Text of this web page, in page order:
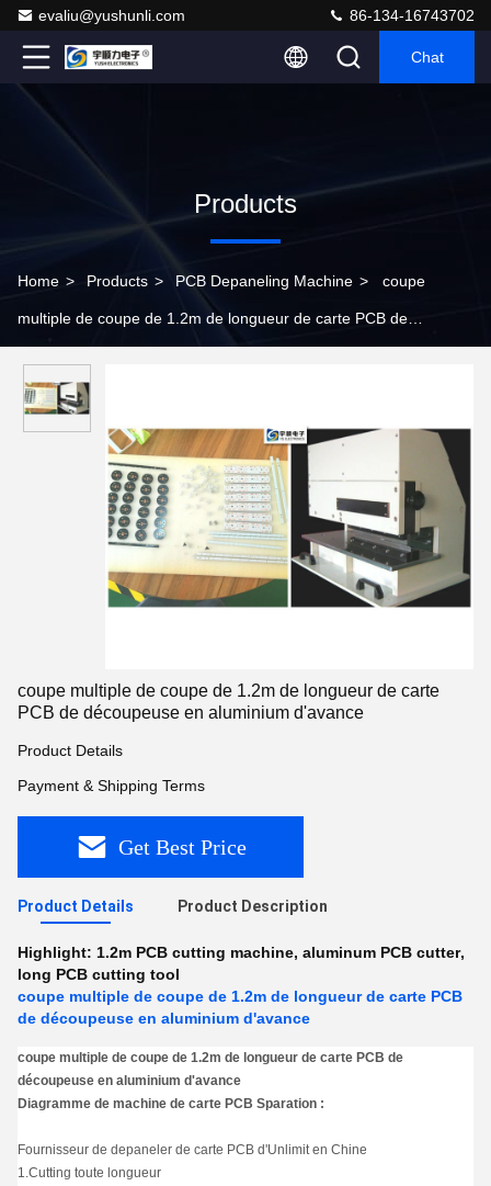
evaliu@yushunli.com 86-134-16743702
Chat
Products
Home > Products > PCB Depaneling Machine > coupe
multiple de coupe de 1.2m de longueur de carte PCB de
coupe multiple de coupe de 1.2m de longueur de carte
PCB de découpeuse en aluminium d'avance
Product Details
Payment & Shipping Terms
Get Best Price
Product Details Product Description
Highlight: 1.2m PCB cutting machine, aluminum PCB cutter,
long PCB cutting tool
coupe multiple de coupe de 1.2m de longueur de carte PCB
de découpeuse en aluminium d'avance
coupe multiple de coupe de 1.2m de longueur de carte PCB de
découpeuse en aluminium d'avance
Diagramme de machine de carte PCB Sparation :
Fournisseur de depaneler de carte PCB d'Unlimit en Chine
1.Cutting toute longueur